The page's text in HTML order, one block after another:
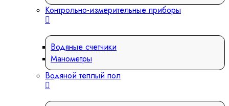
Контрольно-измерительные приборы
Водяные счетчики
Манометры
Водяной теплый пол